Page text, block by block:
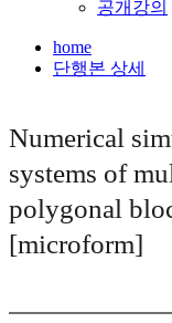
공개강의
home
단행본 상세
Numerical
systems of
polygonal
[microform]